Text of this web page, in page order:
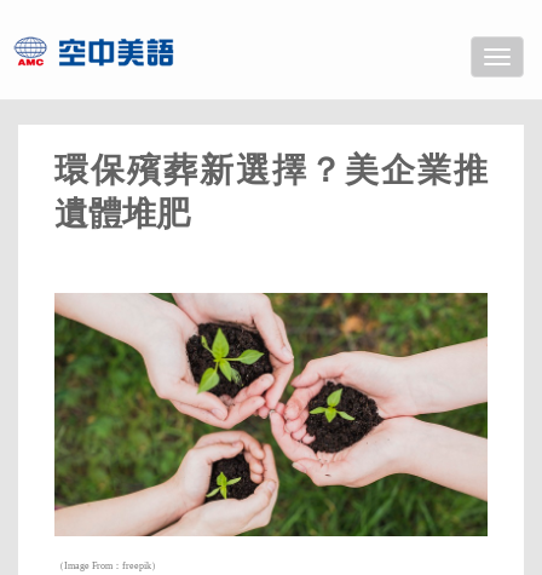
Toggle
環保殯葬新選擇？美企業推
遺體堆肥
（Image From：freepik）